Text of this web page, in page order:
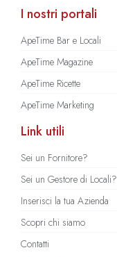
I nostri portali
ApeTime Bar e Locali
ApeTime Magazine
ApeTime Ricette
ApeTime Marketing
Link utili
Sei un Fornitore?
Sei un Gestore di Locali?
Inserisci la tua Azienda
Scopri chi siamo
Contatti